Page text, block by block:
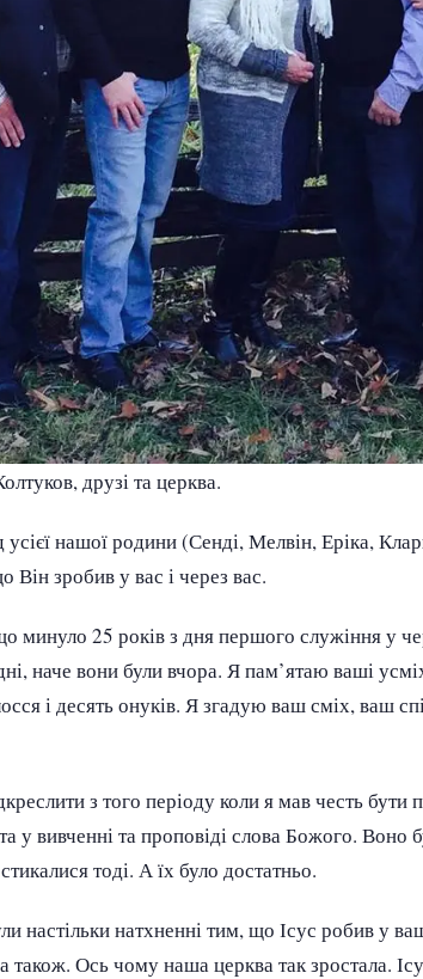
друзі та церква.
усієї нашої родини (Сенді, Мелвін, Еріка,
Він зробив у вас і через вас.
минуло 25 років з дня першого служіння у
наче вони були вчора. Я пам’ятаю ваші
і десять онуків. Я згадую ваш сміх, ваш
з того періоду коли я мав честь бути
у вивченні та проповіді слова Божого.
тоді. А їх було достатньо.
настільки натхненні тим, що Ісус робив у
також. Ось чому наша церква так зростала.